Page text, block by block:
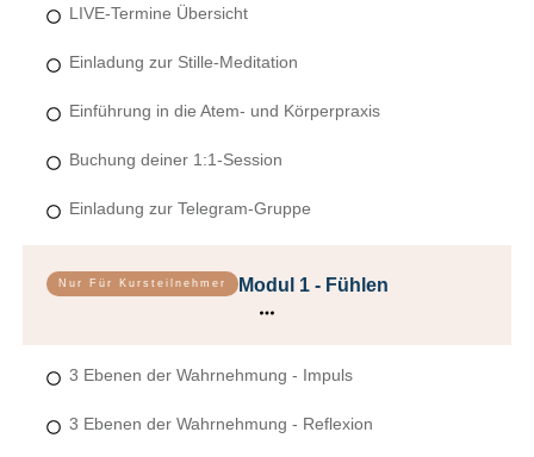
LIVE-Termine Übersicht
Einladung zur Stille-Meditation
Einführung in die Atem- und Körperpraxis
Buchung deiner 1:1-Session
Einladung zur Telegram-Gruppe
Nur Für Kursteilnehmer Modul 1 - Fühlen
3 Ebenen der Wahrnehmung - Impuls
3 Ebenen der Wahrnehmung - Reflexion